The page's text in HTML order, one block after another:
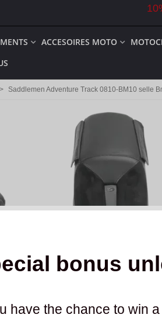
bonus
have the chance to win
ACCESOIRES MOTO
> Saddlemen Adventure Track 0810-BM10 selle